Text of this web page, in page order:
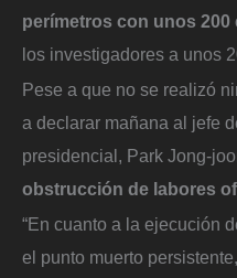
perímetros con unos 200
los investigadores a unos
Pese a que no se realizó
a declarar mañana al jefe
presidencial, Park Jong-
obstrucción de labores
“En cuanto a la ejecución
el punto muerto